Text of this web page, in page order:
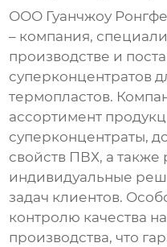
ООО Гуанчжоу
– компания,
производстве и
суперконцентратов
термопластов.
ассортимент
суперконцентраты,
свойств ПВХ, а также
индивидуальные
задач клиентов.
контролю качества
производства, что